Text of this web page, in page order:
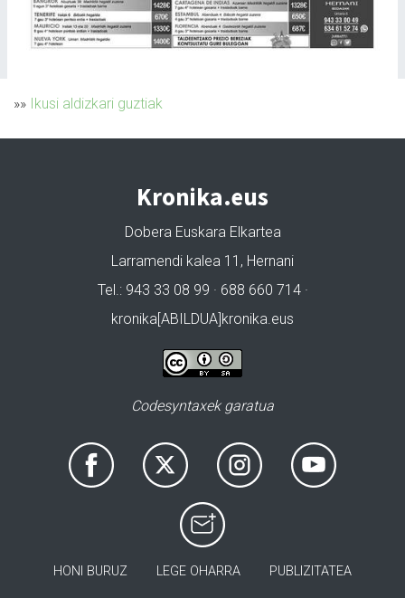
»» Ikusi aldizkari guztiak
Kronika.eus
Dobera Euskara Elkartea
Larramendi kalea 11, Hernani
Tel.: 943 33 08 99 · 688 660 714 ·
kronika[ABILDUA]kronika.eus
Codesyntaxek garatua
HONI BURUZ LEGE OHARRA PUBLIZITATEA